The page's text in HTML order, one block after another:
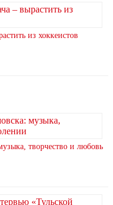
из хоккеистов
творчество и любовь